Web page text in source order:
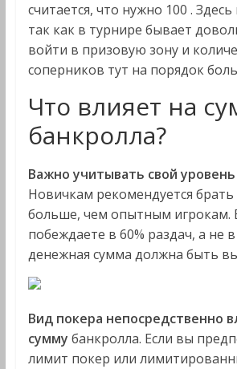
считается, что нужно 100 .
так как в турнире бывает
войти в призовую зону и
соперников тут на порядок
Что влияет на
банкролла?
Важно учитывать свой
Новичкам рекомендуется брать
больше, чем опытным игрокам.
побеждаете в 60% раздач, а не в
денежная сумма должна быть
Вид покера непосредственно
сумму банкролла. Если вы
лимит покер или